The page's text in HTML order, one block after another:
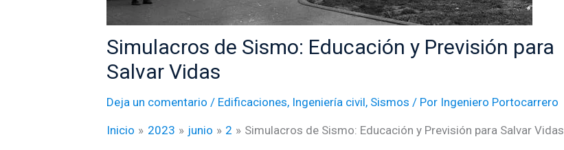
Simulacros de Sismo: Educación y Previsión para
Salvar Vidas
Deja un comentario / Edificaciones, Ingeniería civil, Sismos / Por Ingeniero Portocarrero
Inicio 2023 junio 2 Simulacros de Sismo: Educación y Previsión para Salvar Vidas